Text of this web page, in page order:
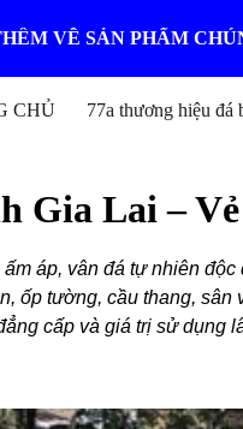
main content
VỀ SẢN PHẨM
CHỦ
Lai –
áp, vân đá tự nhiên
ốp tường, cầu thang,
cấp và giá trị sử dụng